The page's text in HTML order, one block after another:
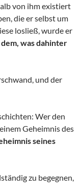
von ihm existiert
die er selbst um
losließ, wurde er
was dahinter
und der
Wer den
Geheimnis des
seines
zu begegnen,